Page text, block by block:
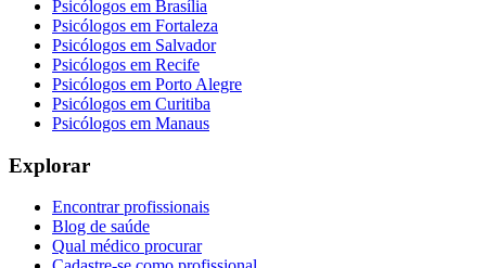
Psicólogos em Brasília
Psicólogos em Fortaleza
Psicólogos em Salvador
Psicólogos em Recife
Psicólogos em Porto Alegre
Psicólogos em Curitiba
Psicólogos em Manaus
Explorar
Encontrar profissionais
Blog de saúde
Qual médico procurar